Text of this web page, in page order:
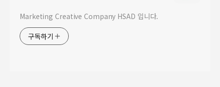
Marketing Creative Company HSAD 입니다.
구독하기